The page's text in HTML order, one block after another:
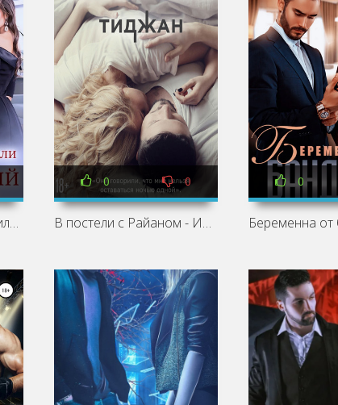
Укротить миллионера, или Не железный Дровосек /
0 0
В постели с Райаном - Ирэн Вернольд
0